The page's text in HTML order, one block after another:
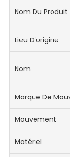
Nom Du Produit
Lieu D'origine
Nom
Marque De
Mouvement
Matériel